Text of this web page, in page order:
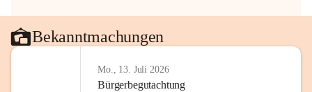
Bekanntmachungen
Mo., 13. Juli 2026
Bürgerbegutachtung